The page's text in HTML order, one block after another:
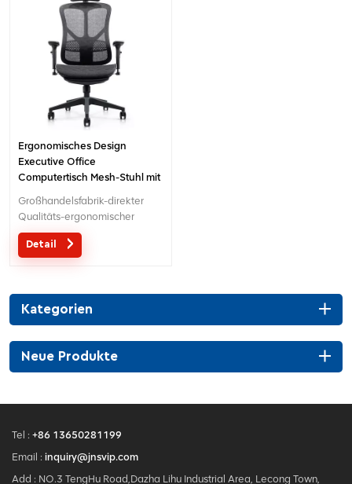
Ergonomisches Design
Executive Office
Computertisch Mesh-Stuhl mit
Großhandelsfabrik-direkter
Qualitäts-ergonomischer
Entwurfsbüro-Ineinander
greifenstuhl MOQ ist EIN Stück,
Service mit Ihren Bedürfnissen
ist akzeptabel.
Detail
Kategorien
Neue Produkte
Tel : +86 13650281199
Email : inquiry@jnsvip.com
Add : NO.3 TengHu Road,Dazha Lihu Industrial Area, Lecong Town,